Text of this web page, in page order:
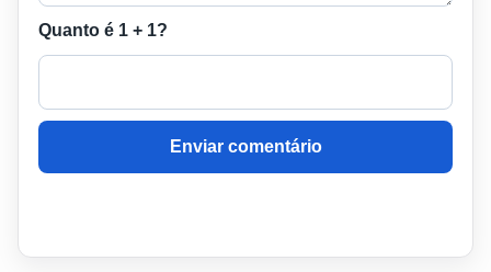
Quanto é 1 + 1?
Enviar comentário